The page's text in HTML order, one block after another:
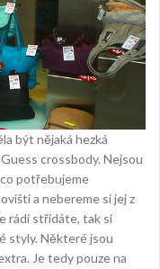
být nějaká hezká
crossbody. Nejsou
potřebujeme
a nebereme si jej z
rádi střídáte, tak si
styly. Některé jsou
Je tedy pouze na